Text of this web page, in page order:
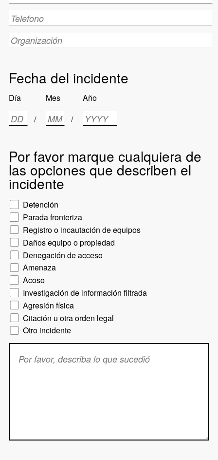
Telephone
Organization
Fecha del incidente
Día
/
Mes
/
Año
Por favor marque cualquiera de
las opciones que describen el
incidente
Detención
Parada fronteriza
Registro o incautación de equipos
Daños equipo o propiedad
Denegación de acceso
Amenaza
Acoso
Investigación de información filtrada
Agresión física
Citación u otra orden legal
Otro incidente